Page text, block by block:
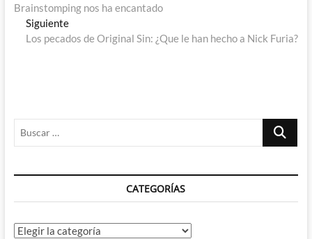
entradas
Brainstomping nos ha encantado
SiguienteEntrada
siguiente:
Los pecados de Original Sin: ¿Que le han hecho a Nick Furia?
Buscar
CATEGORÍAS
Categorías